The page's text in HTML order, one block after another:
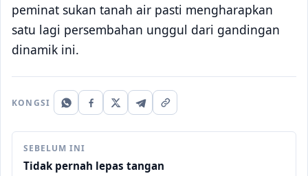
peminat sukan tanah air pasti mengharapkan
satu lagi persembahan unggul dari gandingan
dinamik ini.
KONGSI
SEBELUM INI
Tidak pernah lepas tangan